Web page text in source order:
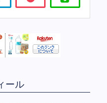
ール